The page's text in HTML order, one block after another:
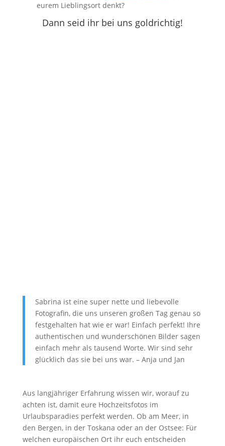
eurem Lieblingsort denkt?
Dann seid ihr bei uns goldrichtig!
Sabrina ist eine super nette und liebevolle
Fotografin, die uns unseren großen Tag genau so
festgehalten hat wie er war! Einfach perfekt! Ihre
authentischen und wunderschönen Bilder sagen
einfach mehr als tausend Worte. Wir sind sehr
glücklich das sie bei uns war. – Anja und Jan
Aus langjähriger Erfahrung wissen wir, worauf zu
achten ist, damit eure Hochzeitsfotos im
Urlaubsparadies perfekt werden. Ob am Meer, in
den Bergen, in der Toskana oder an der Ostsee: Für
welchen europäischen Ort ihr euch entscheiden